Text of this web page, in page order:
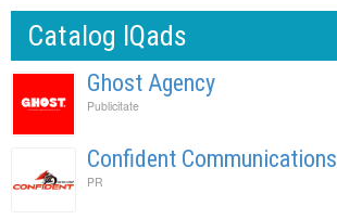
Catalog IQads
Ghost Agency
Publicitate
Confident Communications
PR